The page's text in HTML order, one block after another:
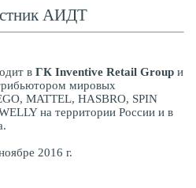
АИДТ
в ГК Inventive Retail Group и
мировых
MATTEL, HASBRO, SPIN
на территории России и в
2016 г.